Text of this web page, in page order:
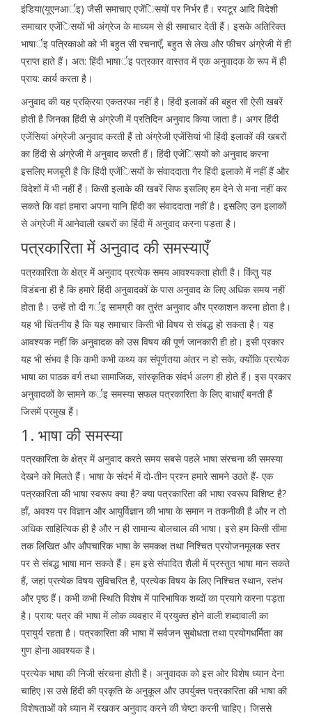
इंडिया(यूएनआर्इ) जैसी समाचाए एजेंिसयों पर निर्भर हैं। रयटूर आदि विदेशी
समाचार एजेंिसयों भी अंग्रेज के माध्यम से ही समाचार देती हैं। इसके अतिरिक्त
भाषार्इ पत्रिकाओ को भी बहुत सी रचनाएँ, बहुत से लेख और फीचर अंग्रेजी में ही
प्राप्त हाते हैं। अत: हिंदी भाषार्इ पत्रकार वास्तव में एक अनुवादक के रूप में ही
प्राय: कार्य करता है।
अनुवाद की यह प्रक्रिया एकतरफा नहीं है। हिंदी इलाकों की बहुत सी ऐसी खबरें
होती है जिनका हिंदी से अंग्रेजी में प्रतिदिन अनुवाद किया जाता है। अगर हिंदी
एजेंसियां अंग्रेजी अनुवाद करती हैं तो अंग्रेजी एजेंसियां भी हिंदी इलाकों की खबरों
का हिंदी से अंग्रेजी में अनुवाद करती हैं। हिंदी एजेंिसयों को अनुवाद करना
इसलिए मजबूरी है कि हिंदी एजेंिसयों के संवाददाता गैर हिंदी इलाको में नहीं हैं और
विदेशों में भी नहीं हैं। किसी इलाके की खबरें सिफ इसलिए हम देने से मना नहीं कर
सकते कि वहां हमारा अपना यानि हिंदी का संवाददाता नहीं है। इसलिए उन इलाकों
से अंग्रेजी में आनेवाली खबरों का हिंदी में अनुवाद करना पड़ता है।
पत्रकारिता में अनुवाद की समस्याएँ
पत्रकारिता के क्षेत्र में अनुवाद प्रत्येक समय आवश्यकता होती है। किंतु यह
विडंबना ही है कि हमारे हिंदी अनुवादकों के पास अनुवाद के लिए अधिक समय नहीं
होता है। उन्हें तो दी गर्इ सामग्री का तुरंत अनुवाद और प्रकाशन करना होता है।
यह भी चिंतनीय है कि यह समाचार किसी भी विषय से संबद्ध हो सकता है। यह
आवश्यक नहीं कि अनुवादक को उस विषय की पूर्ण जानकारी ही हो। इसी प्रकार
यह भी संभव है कि कभी कभी कथ्य का संपूर्णतया अंतर न हो सके, क्योंकि प्रत्येक
भाषा का पाठक वर्ग तथा सामाजिक, सांस्कृतिक संदर्भ अलग ही होते हैं। इस प्रकार
अनुवादकों के सामने कर्इ समस्या सफल पत्रकारिता के लिए बाधाएँ बनती हैं
जिसमें प्रमुख हैं।
1. भाषा की समस्या
पत्रकारिता के क्षेत्र में अनुवाद करते समय सबसे पहले भाषा संरचना की समस्या
देखने को मिलते हैं। भाषा के संदर्भ में दो-तीन प्रश्न हमारे सामने उठते हैं- एक
पत्रकारिता की भाषा स्वरूप क्या है? क्या पत्रकारिता की भाषा स्वरूप विशिष्ट है?
हाँ, अवश्य पर विज्ञान और आयुर्विज्ञान की भाषा के समान न तकनीकी है और न तो
अधिक साहित्यिक ही है और न ही सामान्य बोलचाल की भाषा। इसे हम किसी सीमा
तक लिखित और औपचारिक भाषा के समकक्ष तथा निश्चित प्रयोजनमूलक स्तर
पर से संबद्ध भाषा मान सकते हैं। हम इसे संपादित शैली में प्रस्तुत भाषा मान सकते
हैं, जहां प्रत्येक विषय सुविचरित है, प्रत्येक विषय के लिए निश्चित स्थान, स्तंभ
और पृष्ठ हैं। कभी कभी स्थिति विशेष में पारिभाषिक शब्दों का प्रयागे करना पड़ता
है। प्राय: पत्र की भाषा में लोक व्यवहार में प्रयुक्त होने वाली शब्दावाली का
प्रायुर्य रहता है। पत्रकारिता की भाषा में सर्वजन सुबोधता तथा प्रयोगधर्मिता का
गुण होना आवश्यक है।
प्रत्येक भाषा की निजी संरचना होती है। अनुवादक को इस ओर विशेष ध्यान देना
चाहिए।स उसे हिंदी की प्रकृति के अनुकूल और उपर्युक्त पत्रकारिता की भाषा की
विशेषताओं को ध्यान में रखकर अनुवाद करने की चेष्टा करनी चाहिए। जिससे